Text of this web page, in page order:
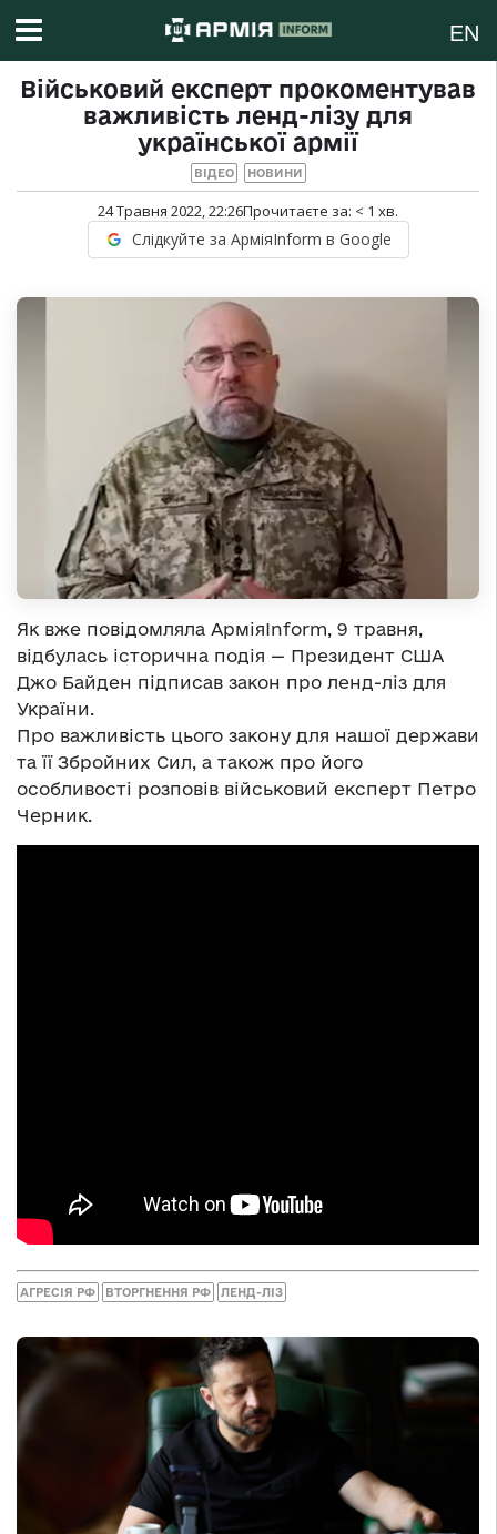
EN
Військовий експерт прокоментував
важливість ленд-лізу для
української армії
ВІДЕО НОВИНИ
24 Травня 2022, 22:26Прочитаєте за: < 1 хв.
Слідкуйте за АрміяInform в Google
Як вже повідомляла АрміяInform, 9 травня,
відбулась історична подія — Президент США
Джо Байден підписав закон про ленд-ліз для
України.
Про важливість цього закону для нашої держави
та її Збройних Сил, а також про його
особливості розповів військовий експерт Петро
Черник.
АГРЕСІЯ РФ ВТОРГНЕННЯ РФ ЛЕНД-ЛІЗ